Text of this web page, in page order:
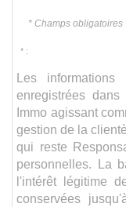
* Champs obligatoires
* :
Les
enregistrées
Immo agissant
gestion de la
qui reste
personnelles. La
l'intérêt légitime
conservées